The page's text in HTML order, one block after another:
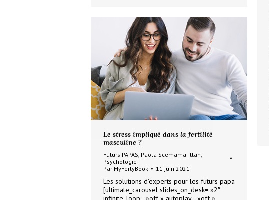
Le stress impliqué dans la fertilité
masculine ?
Futurs PAPAS Paola Scemama-Ittah
Psychologie
Par MyFertyBook 11 juin 2021
Les solutions d’experts pour les futurs papa
[ultimate_carousel slides_on_desk= »2″
infinite_loop= »off » autoplay= »off »